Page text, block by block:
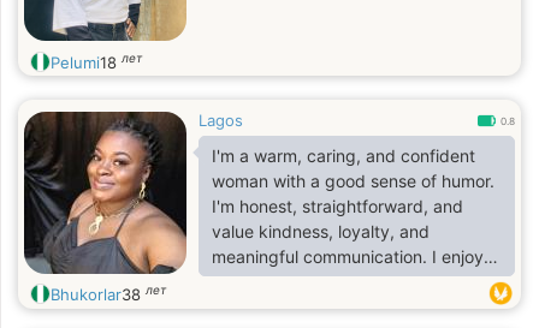
Pelumi18 лет
Lagos 0.8
I'm a warm, caring, and confident
woman with a good sense of humor.
I'm honest, straightforward, and
value kindness, loyalty, and
meaningful communication. I enjoy
cooking, reading, and spending
quality time with the people I care
Bhukorlar38 лет